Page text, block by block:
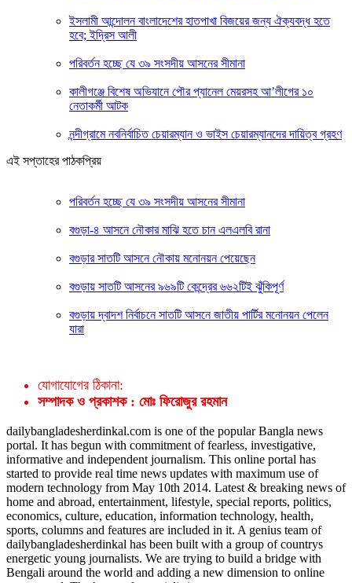
ইসলামী আন্দোলন বাংলাদেশের হাতপাখা বিজয়ের জন্য ঐক্যবদ্ধ হতে
হবে; ইদ্রিস আলী
পরিবর্তন হচ্ছে যে ৩৯ সংসদীয় আসনের সীমানা
কালীগঞ্জে বিশেষ অভিযানে পৌর প্যানেল মেয়রসহ আ’লীগের ১০
নেতাকর্মী আটক
নন্দীগ্রামে নবনির্বাচিত চেয়ারম্যান ও ভাইস চেয়ারম্যানদের দায়িত্ব গ্রহণ
এই সপ্তাহের পাঠকপ্রিয়
পরিবর্তন হচ্ছে যে ৩৯ সংসদীয় আসনের সীমানা
বগুড়া-৪ আসনে নৌকার মাঝি হতে চান এলএলবি রানা
বগুড়ার সাতটি আসনে নৌকায় মনোনয়ন পেয়েছেন
বগুড়ায় সাতটি আসনের ৯৬৯টি কেন্দ্রের ৬৬২টিই ঝুঁকিপূর্ণ
বগুড়ায় দ্বাদশ নির্বাচনে সাতটি আসনে জাতীয় পার্টির মনোনয়ন পেলেন
যারা
যোগাযোগের ঠিকানা:
সম্পাদক ও প্রকাশক : মোঃ ফিরোজুর রহমান
dailybangladesherdinkal.com is one of the popular Bangla news
portal. It has begun with commitment of fearless, investigative,
informative and independent journalism. This online portal has
started to provide real time news updates with maximum use of
modern technology from May 10th 2014. Latest & breaking news of
home and abroad, entertainment, lifestyle, special reports, politics,
economics, culture, education, information technology, health,
sports, columns and features are included in it. A genius team of
dailybangladesherdinkal has been built with a group of countrys
energetic young journalists. We are trying to build a bridge with
Bengali around the world and adding a new dimension to online